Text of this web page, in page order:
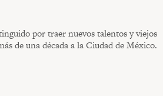
por traer nuevos talentos y viejos
de una década a la Ciudad de México.